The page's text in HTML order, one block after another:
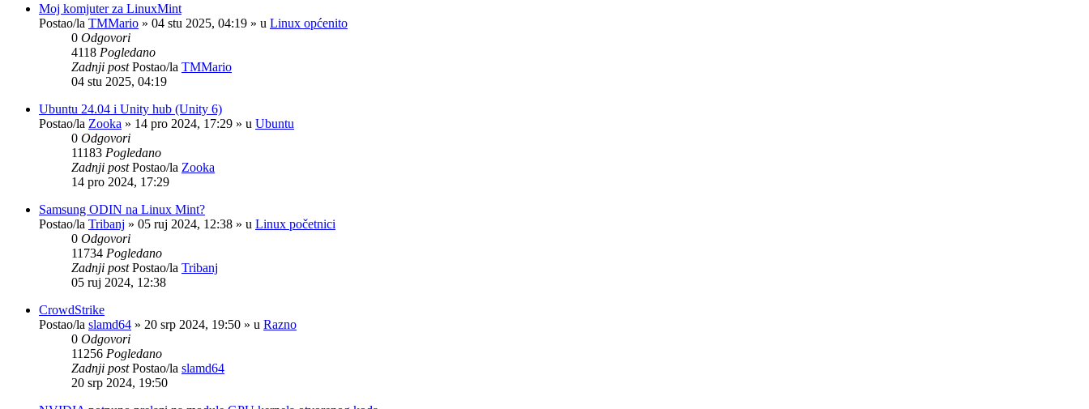
Moj komjuter za LinuxMint
Postao/la TMMario » 04 stu 2025, 04:19 » u Linux općenito
0 Odgovori
4118 Pogledano
Zadnji postPostao/la TMMario
04 stu 2025, 04:19
Ubuntu 24.04 i Unity hub (Unity 6)
Postao/la Zooka » 14 pro 2024, 17:29 » u Ubuntu
0 Odgovori
11183 Pogledano
Zadnji postPostao/la Zooka
14 pro 2024, 17:29
Samsung ODIN na Linux Mint?
Postao/la Tribanj » 05 ruj 2024, 12:38 » u Linux početnici
0 Odgovori
11734 Pogledano
Zadnji postPostao/la Tribanj
05 ruj 2024, 12:38
CrowdStrike
Postao/la slamd64 » 20 srp 2024, 19:50 » u Razno
0 Odgovori
11256 Pogledano
Zadnji postPostao/la slamd64
20 srp 2024, 19:50